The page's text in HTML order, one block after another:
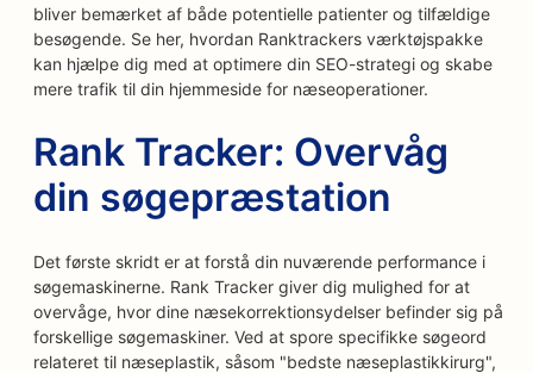
bliver bemærket af både potentielle patienter og tilfældige
besøgende. Se her, hvordan Ranktrackers værktøjspakke
kan hjælpe dig med at optimere din SEO-strategi og skabe
mere trafik til din hjemmeside for næseoperationer.
Rank Tracker: Overvåg
din søgepræstation
Det første skridt er at forstå din nuværende performance i
søgemaskinerne. Rank Tracker giver dig mulighed for at
overvåge, hvor dine næsekorrektionsydelser befinder sig på
forskellige søgemaskiner. Ved at spore specifikke søgeord
relateret til næseplastik, såsom "bedste næseplastikkirurg",